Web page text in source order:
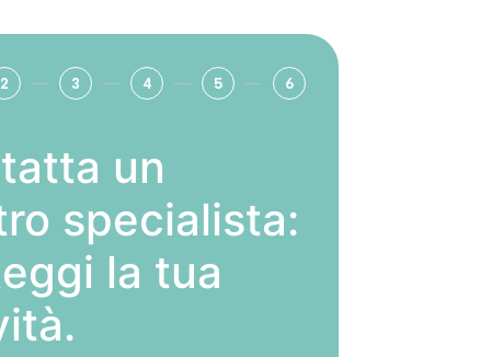
2 3 4 5 6
un
specialista:
la tua